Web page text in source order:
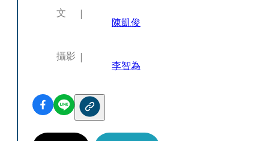
文
陳凱俊
攝影
李智為